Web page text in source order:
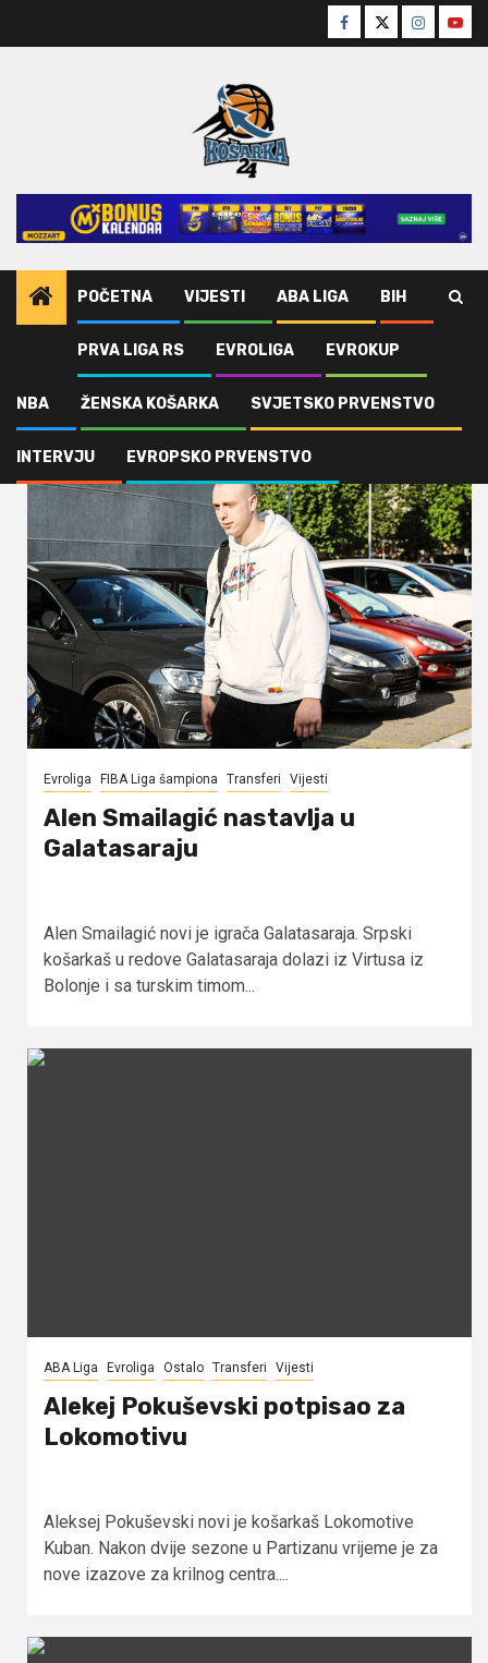
Facebook
TwitterInstagram
POČETNA VIJESTI ABA LIGA BIH
PRVA LIGA RS EVROLIGA EVROKUP
NBA ŽENSKA KOŠARKA SVJETSKO PRVENSTVO
INTERVJU EVROPSKO PRVENSTVO
Vijesti transferi
transferi
Evroliga FIBA Liga šampiona Transferi Vijesti
Alen Smailagić nastavlja u
Galatasaraju
Alen Smailagić novi je igrača Galatasaraja. Srpski
košarkaš u redove Galatasaraja dolazi iz Virtusa iz
Bolonje i sa turskim timom...
ABA Liga Evroliga Ostalo Transferi Vijesti
Alekej Pokuševski potpisao za
Lokomotivu
Aleksej Pokuševski novi je košarkaš Lokomotive
Kuban. Nakon dvije sezone u Partizanu vrijeme je za
nove izazove za krilnog centra....